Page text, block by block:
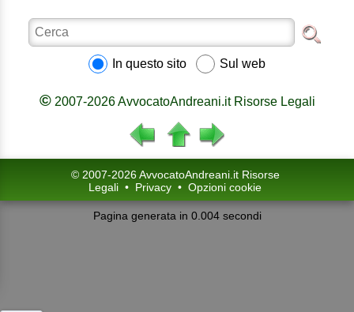
In questo sito Sul web
©2007-2026 AvvocatoAndreani.it Risorse Legali
© 2007-2026 AvvocatoAndreani.it Risorse
Legali • Privacy • Opzioni cookie
Pagina generata in 0.004 secondi